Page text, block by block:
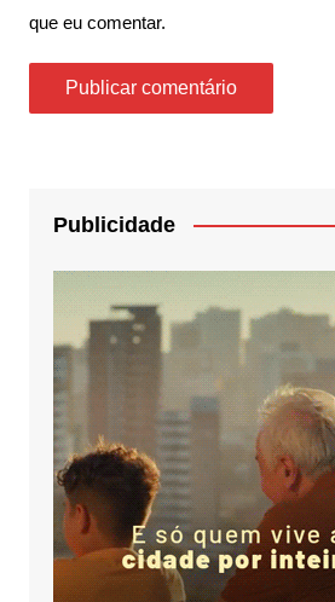
que eu comentar.
Publicidade